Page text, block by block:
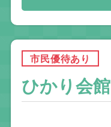
市民優待あり
ひかり会館